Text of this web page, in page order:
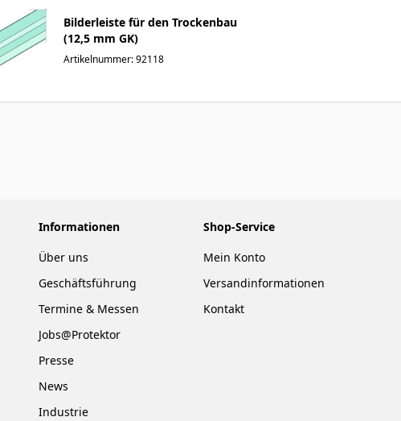
Bilderleiste für den Trockenbau
(12,5 mm GK)
Artikelnummer: 92118
Informationen
Über uns
Geschäftsführung
Termine & Messen
Jobs@Protektor
Presse
News
Industrie
Shop-Service
Mein Konto
Versandinformationen
Kontakt